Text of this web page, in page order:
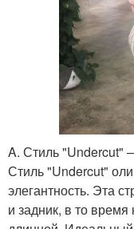
A. Стиль "Undercut"
Стиль "Undercut"
элегантность. Эта
и задник, в то время